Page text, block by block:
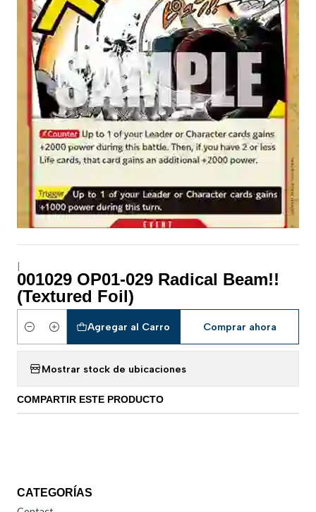
001029 OP01-029 Radical Beam!!
(Textured Foil)
Cantidad
Agregar al Carro Comprar ahora
Mostrar stock de ubicaciones
COMPARTIR ESTE PRODUCTO
CATEGORÍAS